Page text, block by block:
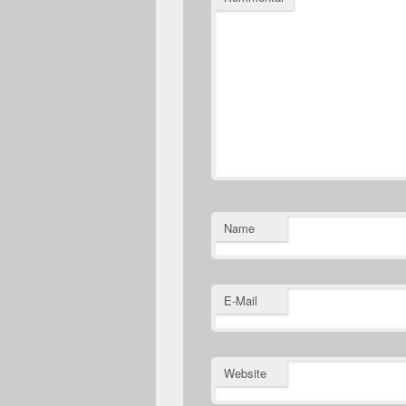
Name
E-Mail
Website